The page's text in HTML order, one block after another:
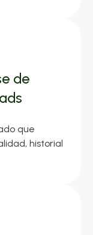
de
que
historial